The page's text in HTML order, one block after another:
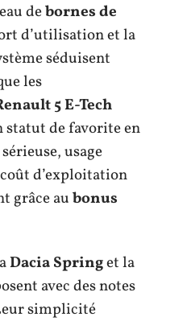
debornes de
d’utilisation et la
séduisent
les
5 E-Tech
statut de favorite en
usage
d’exploitation
grâce aubonus
Dacia Springet la
avec des notes
simplicité